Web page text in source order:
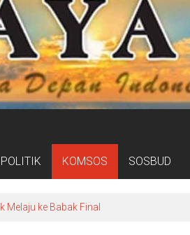
POLITIK KOMSOS SOSBUD
Melaju ke Babak Final